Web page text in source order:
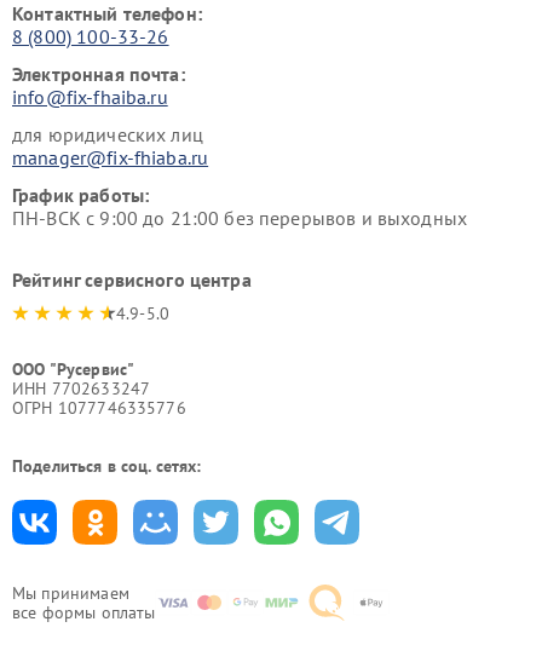
Мы принимаем
все формы оплаты
Контактный телефон:
8 (800) 100-33-26
Электронная почта:
info@fix-fhaiba.ru
для юридических лиц
manager@fix-fhiaba.ru
График работы:
ПН-ВСК с 9:00 до 21:00 без перерывов и выходных
Рейтинг сервисного центра
4.9-5.0
ООО "Русервис"
ИНН 7702633247
ОГРН 1077746335776
Поделиться в соц. сетях: